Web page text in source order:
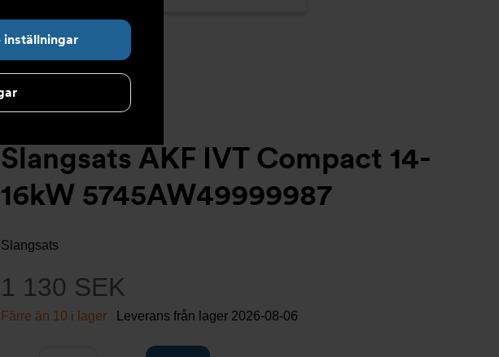
inställningar
Slangsats AKF IVT Compact 14-
16kW 5745AW49999987
Slangsats
1 130 SEK
Färre än 10 i lager Leverans från lager 2026-08-06